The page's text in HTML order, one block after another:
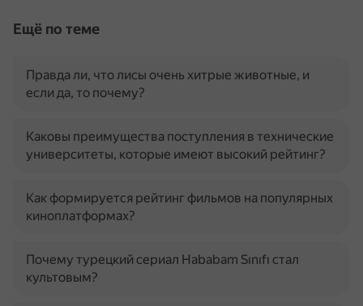
Ещё по теме
Правда ли, что лисы очень хитрые животные, и
если да, то почему?
Каковы преимущества поступления в технические
университеты, которые имеют высокий рейтинг?
Как формируется рейтинг фильмов на популярных
киноплатформах?
Почему турецкий сериал Hababam Sınıfı стал
культовым?